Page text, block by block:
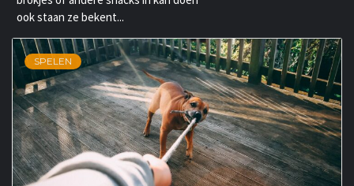
ook staan ze bekent...
SPELEN